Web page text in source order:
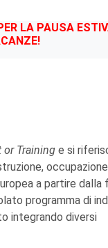
LA PAUSA
or Training e si
a partire dalla
programma di
integrando diversi